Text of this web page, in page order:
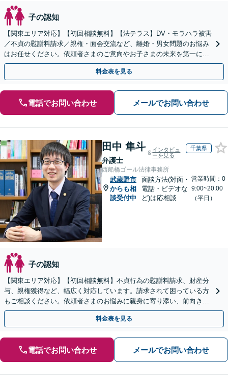
子の認知
【関東エリア対応】【初回相談無料】【法テラス】DV・モラハラ被害
／不貞の慰謝料請求／親権・面会交流など、離婚・男女問題のお悩み
はお任せください。依頼者さまのご意向やお子さまの未来を第一に、
最善の解決へ向けてサポートいたします【子連れ相談】
料金表を見る
電話でお問い合わせ メールでお問い合わせ
田中 隼斗
弁護士
インタビュ
ーを見る
千葉県
西船橋ゴール法律事務所
武蔵野市
からも相
談受付中
面談方法(対面・
電話・ビデオな
ど)は応相談
営業時間：0
9:00~20:00
（平日）
子の認知
【関東エリア対応】【初回相談無料】不貞行為の慰謝料請求、財産分
与、親権獲得など、幅広く対応しています。請求されて困っている方
もご相談ください。依頼者さまのお悩みに親身に寄り添い、前向きな
一歩を踏み出せるように全力でサポートします。
料金表を見る
電話でお問い合わせ メールでお問い合わせ